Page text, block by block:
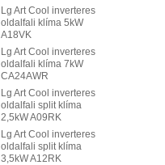
Lg Art Cool inverteres
oldalfali klíma 5kW
A18VK
Lg Art Cool inverteres
oldalfali klíma 7kW
CA24AWR
Lg Art Cool inverteres
oldalfali split klíma
2,5kW A09RK
Lg Art Cool inverteres
oldalfali split klíma
3,5kW A12RK